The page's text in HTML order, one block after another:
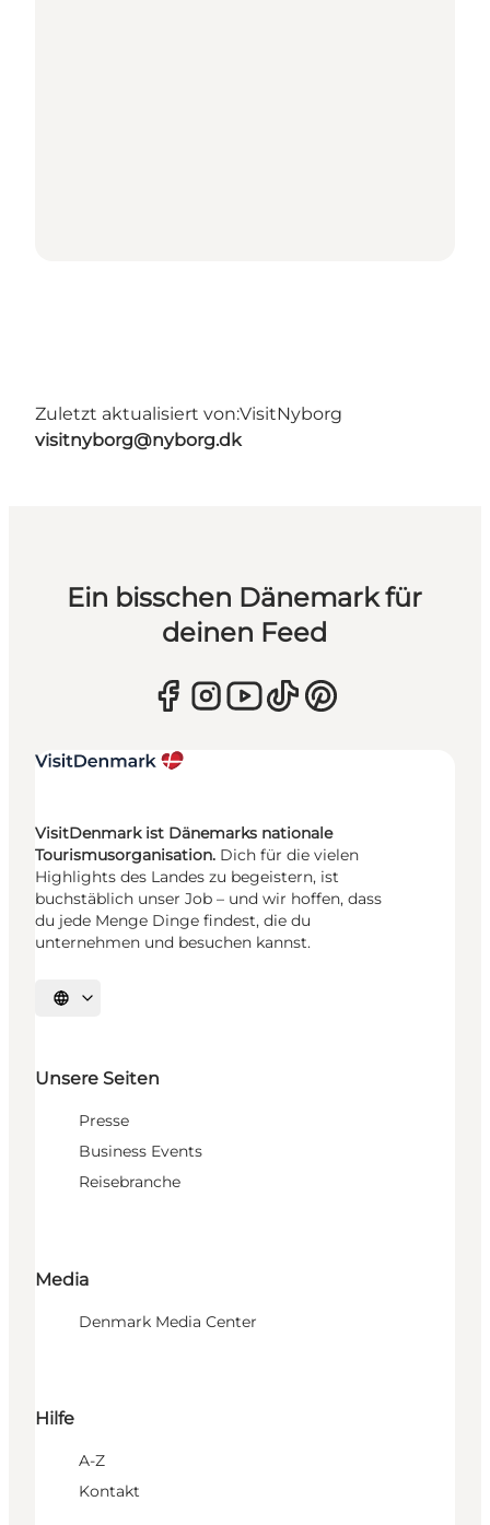
Zuletzt aktualisiert von:VisitNyborg
visitnyborg@nyborg.dk
Ein bisschen Dänemark für
deinen Feed
VisitDenmark ist Dänemarks nationale
Tourismusorganisation. Dich für die vielen
Highlights des Landes zu begeistern, ist
buchstäblich unser Job – und wir hoffen, dass
du jede Menge Dinge findest, die du
unternehmen und besuchen kannst.
Sprache auswählen
Unsere Seiten
Presse
Business Events
Reisebranche
Media
Denmark Media Center
Hilfe
A-Z
Kontakt